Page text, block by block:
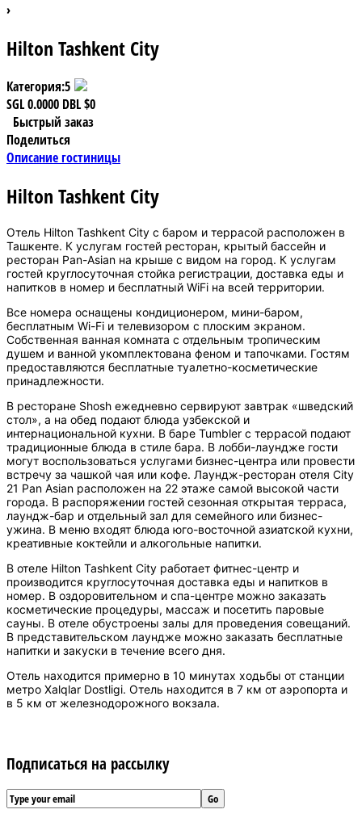
›
Hilton Tashkent City
Категория:5
SGL0.0000 DBL$0
Быстрый заказ
Поделиться
Описание гостиницы
Hilton Tashkent City
Отель Hilton Tashkent City с баром и террасой расположен в
Ташкенте. К услугам гостей ресторан, крытый бассейн и
ресторан Pan-Asian на крыше с видом на город. К услугам
гостей круглосуточная стойка регистрации, доставка еды и
напитков в номер и бесплатный WiFi на всей территории.
Все номера оснащены кондиционером, мини-баром,
бесплатным Wi-Fi и телевизором с плоским экраном.
Собственная ванная комната с отдельным тропическим
душем и ванной укомплектована феном и тапочками. Гостям
предоставляются бесплатные туалетно-косметические
принадлежности.
В ресторане Shosh ежедневно сервируют завтрак «шведский
стол», а на обед подают блюда узбекской и
интернациональной кухни. В баре Tumbler с террасой подают
традиционные блюда в стиле бара. В лобби-лаундже гости
могут воспользоваться услугами бизнес-центра или провести
встречу за чашкой чая или кофе. Лаундж-ресторан отеля City
21 Pan Asian расположен на 22 этаже самой высокой части
города. В распоряжении гостей сезонная открытая терраса,
лаундж-бар и отдельный зал для семейного или бизнес-
ужина. В меню входят блюда юго-восточной азиатской кухни,
креативные коктейли и алкогольные напитки.
В отеле Hilton Tashkent City работает фитнес-центр и
производится круглосуточная доставка еды и напитков в
номер. В оздоровительном и спа-центре можно заказать
косметические процедуры, массаж и посетить паровые
сауны. В отеле обустроены залы для проведения совещаний.
В представительском лаундже можно заказать бесплатные
напитки и закуски в течение всего дня.
Отель находится примерно в 10 минутах ходьбы от станции
метро Xalqlar Dostligi. Отель находится в 7 км от аэропорта и
в 5 км от железнодорожного вокзала.
Подписаться на рассылку